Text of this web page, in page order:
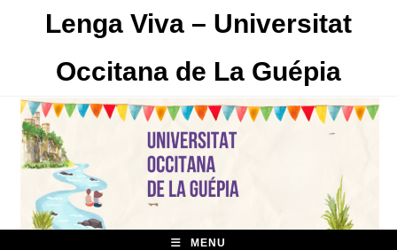
Lenga Viva – Universitat
Occitana de La Guépia
MENU